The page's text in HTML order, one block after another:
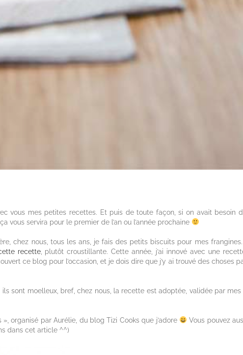
vous mes petites recettes. Et puis de toute façon, si on avait besoin
vous servira pour le premier de l’an ou l’année prochaine
chez nous, tous les ans, je fais des petits biscuits pour mes frangines.
recette, plutôt croustillante. Cette année, j’ai innové avec une
ce blog pour l’occasion, et je dois dire que j’y ai trouvé des choses
sont moelleux, bref, chez nous, la recette est adoptée, validée par
organisé par Aurélie, du blog Tizi Cooks que j’adore
Vous pouvez
dans cet article ^^)